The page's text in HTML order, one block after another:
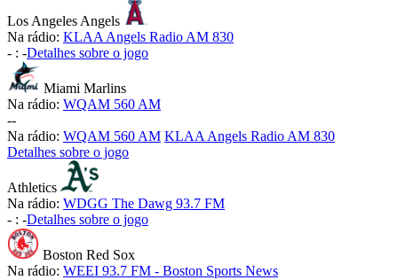
Los Angeles Angels
Na rádio: KLAA Angels Radio AM 830
- : -Detalhes sobre o jogo
Miami Marlins
Na rádio: WQAM 560 AM
--
Na rádio: WQAM 560 AM KLAA Angels Radio AM 830
Detalhes sobre o jogo
Athletics
Na rádio: WDGG The Dawg 93.7 FM
- : -Detalhes sobre o jogo
Boston Red Sox
Na rádio: WEEI 93.7 FM - Boston Sports News